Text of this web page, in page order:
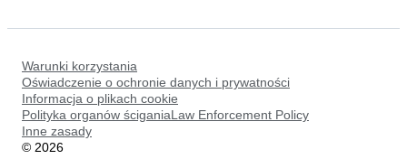
Warunki korzystania
Oświadczenie o ochronie danych i prywatności
Informacja o plikach cookie
Polityka organów ściganiaLaw Enforcement Policy
Inne zasady
© 2026